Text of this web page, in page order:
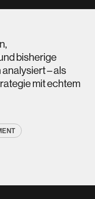
bisherige
– als
mit echtem